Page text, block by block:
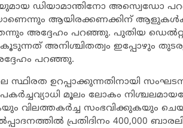
ഡിയാമാന്തിനോ
ആയിരക്കണക്കിന്
ന്നും അദ്ദേഹം പറഞ്ഞു. പുതിയ ഡെല്‍റ്റ
അനിശ്ചിതത്വം ഇപ്പോഴും
പറഞ്ഞു.
ഉറപ്പാക്കുന്നതിനായി
പകര്‍ച്ചവ്യാധി മൂലം ലോകം
വിലത്തകര്‍ച്ച സംഭവിക്കുകയും
പ്രതിദിനം 400,000